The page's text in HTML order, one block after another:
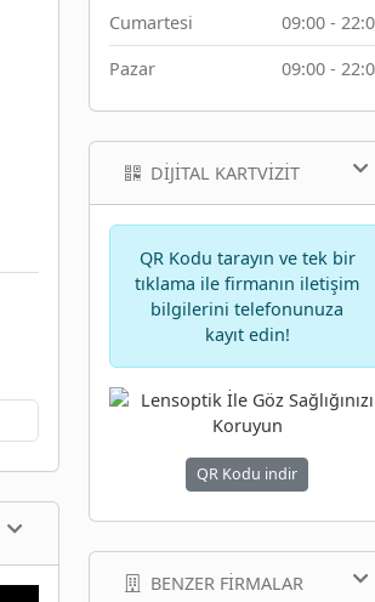
Cumartesi
09:00 -
Pazar
09:00 -
DIJITAL KARTVIZIT
QR Kodu tarayın ve tek bir
tıklama ile firmanın iletişim
bilgilerini telefonunuza
kayıt edin!
QR Kodu indir
BENZER FIRMALAR